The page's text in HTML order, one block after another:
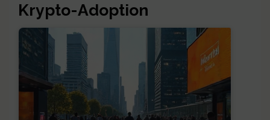
Krypto-Adoption